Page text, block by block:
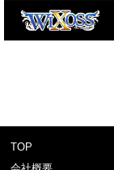
TOP